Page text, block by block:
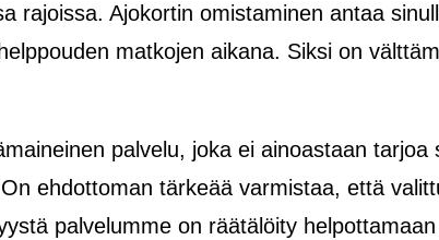
rajoissa. Ajokortin omistaminen antaa
matkojen aikana. Siksi on
palvelu, joka ei ainoastaan
ehdottoman tärkeää varmistaa, että
palvelumme on räätälöity